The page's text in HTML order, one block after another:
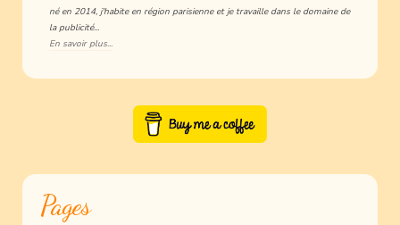
né en 2014, j'habite en région parisienne et je travaille dans le domaine de
la publicité...
En savoir plus...
Pages